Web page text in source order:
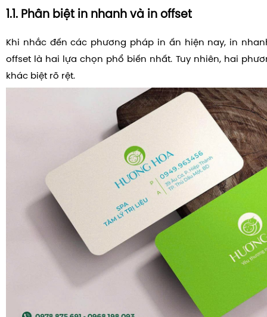
1.1. Phân biệt in nhanh và in offset
Khi nhắc đến các phương pháp in ấn hiện nay, in
offset là hai lựa chọn phổ biến nhất. Tuy nhiên, hai
khác biệt rõ rệt.